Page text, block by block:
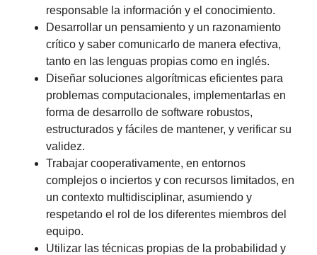
responsable la información y el conocimiento.
Desarrollar un pensamiento y un razonamiento
crítico y saber comunicarlo de manera efectiva,
tanto en las lenguas propias como en inglés.
Diseñar soluciones algorítmicas eficientes para
problemas computacionales, implementarlas en
forma de desarrollo de software robustos,
estructurados y fáciles de mantener, y verificar su
validez.
Trabajar cooperativamente, en entornos
complejos o inciertos y con recursos limitados, en
un contexto multidisciplinar, asumiendo y
respetando el rol de los diferentes miembros del
equipo.
Utilizar las técnicas propias de la probabilidad y